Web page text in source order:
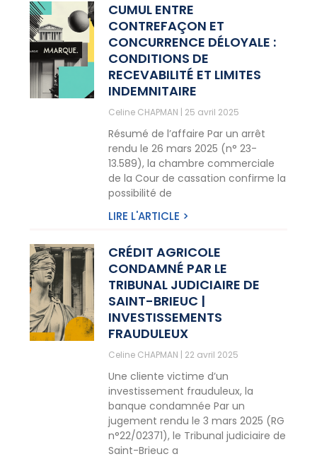
CUMUL ENTRE
CONTREFAÇON ET
CONCURRENCE DÉLOYALE :
CONDITIONS DE
RECEVABILITÉ ET LIMITES
INDEMNITAIRE
Celine CHAPMAN 25 avril 2025
Résumé de l’affaire Par un arrêt
rendu le 26 mars 2025 (n° 23-
13.589), la chambre commerciale
de la Cour de cassation confirme la
possibilité de
LIRE L'ARTICLE >
CRÉDIT AGRICOLE
CONDAMNÉ PAR LE
TRIBUNAL JUDICIAIRE DE
SAINT-BRIEUC |
INVESTISSEMENTS
FRAUDULEUX
Celine CHAPMAN 22 avril 2025
Une cliente victime d’un
investissement frauduleux, la
banque condamnée Par un
jugement rendu le 3 mars 2025 (RG
n°22/02371), le Tribunal judiciaire de
Saint-Brieuc a